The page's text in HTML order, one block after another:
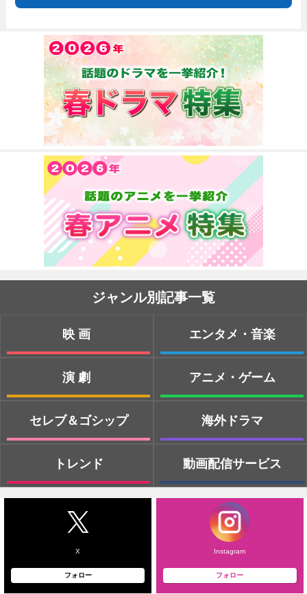
ジャンル別記事一覧
映画
演劇
セレブ＆ゴシップ
トレンド
エンタメ・音楽
アニメ・ゲーム
海外ドラマ
動画配信サービス
X
フォロー
Instagram
フォロー